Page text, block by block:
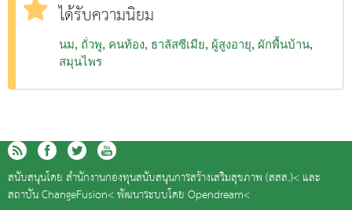
ได้รับความนิยม
นม ถั่วพู คนท้อง ธาลัสซีเมีย ผู้สูงอายุ ผักพื้นบ้าน
สมุนไพร
สนับสนุนโดย สำนักงานกองทุนสนับสนุนการสร้างเสริมสุขภาพ (สสส.)< และ
สถาบัน ChangeFusion<พัฒนาระบบโดย Opendream<